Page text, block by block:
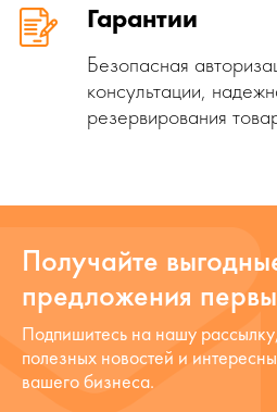
Гарантии
Безопасная
консультации,
резервирования
Получайте
предложения
Подпишитесь на нашу
полезных новостей и
вашего бизнеса.